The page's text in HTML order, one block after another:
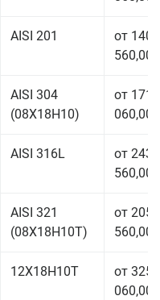
AISI 201
от 140
560,00
AISI 304
(08Х18Н10)
от 171
060,00
AISI 316L
от 243
560,00
AISI 321
(08Х18Н10T)
от 205
560,00
12Х18Н10Т
от 325
060,00